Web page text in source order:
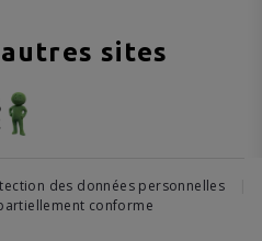
sites
des données personnelles
conforme